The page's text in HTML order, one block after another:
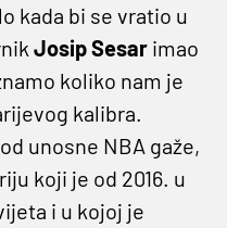
kada bi se vratio u
JosipSesar imao
koliko nam je
kalibra.
unosne NBA gaže,
koji je od 2016. u
i u kojoj je